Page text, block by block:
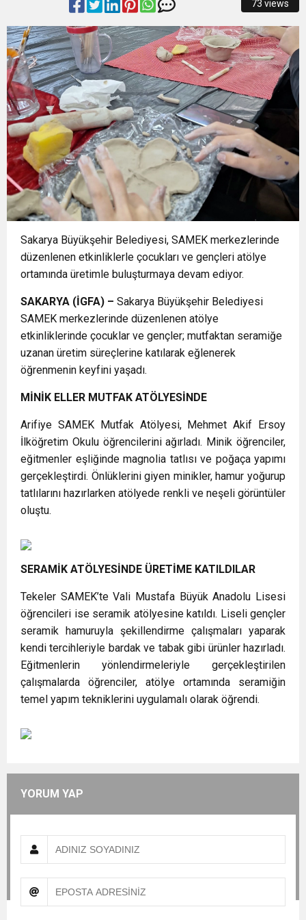
İLKLERİN FESTİVALİNDE ÇOCUKLAR DA ŞEN
ŞAKRAK
16:29 Nilüfer’de kaldırımlar temizlendi
14:43 ASLI HÜNEL’DEN AÇIKHAVA’DA MÜZİK
ZİYAFETİ
73 views
Sakarya Büyükşehir Belediyesi, SAMEK merkezlerinde
düzenlenen etkinliklerle çocukları ve gençleri atölye
ortamında üretimle buluşturmaya devam ediyor.
SAKARYA (İGFA) – Sakarya Büyükşehir Belediyesi
SAMEK merkezlerinde düzenlenen atölye
etkinliklerinde çocuklar ve gençler; mutfaktan seramiğe
uzanan üretim süreçlerine katılarak eğlenerek
öğrenmenin keyfini yaşadı.
MİNİK ELLER MUTFAK ATÖLYESİNDE
Arifiye SAMEK Mutfak Atölyesi, Mehmet Akif Ersoy
İlköğretim Okulu öğrencilerini ağırladı. Minik öğrenciler,
eğitmenler eşliğinde magnolia tatlısı ve poğaça yapımı
gerçekleştirdi. Önlüklerini giyen minikler, hamur yoğurup
tatlılarını hazırlarken atölyede renkli ve neşeli görüntüler
oluştu.
SERAMİK ATÖLYESİNDE ÜRETİME KATILDILAR
Tekeler SAMEK’te Vali Mustafa Büyük Anadolu Lisesi
öğrencileri ise seramik atölyesine katıldı. Liseli gençler
seramik hamuruyla şekillendirme çalışmaları yaparak
kendi tercihleriyle bardak ve tabak gibi ürünler hazırladı.
Eğitmenlerin yönlendirmeleriyle gerçekleştirilen
çalışmalarda öğrenciler, atölye ortamında seramiğin
temel yapım tekniklerini uygulamalı olarak öğrendi.
YORUM YAP